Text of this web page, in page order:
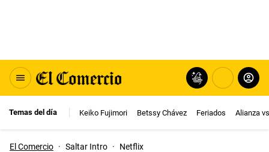
Temas del día Keiko Fujimori Betssy Chávez Feriados Alianza
El Comercio · Saltar Intro · Netflix